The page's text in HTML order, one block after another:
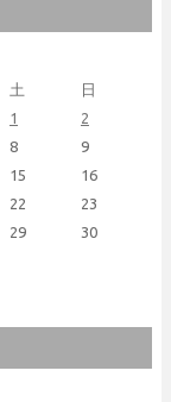
土 日
1
2
8
9
15
16
22
23
29
30